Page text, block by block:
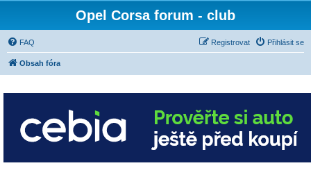
Opel Corsa forum - club
FAQ Přihlásit se
Registrovat
Obsah fóra